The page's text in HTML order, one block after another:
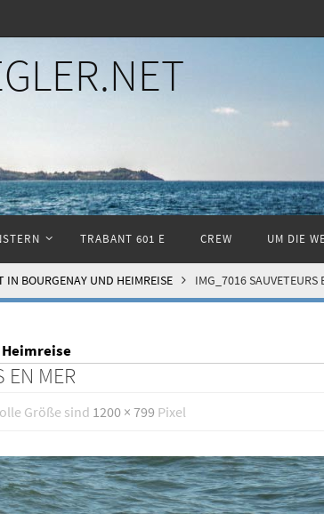
TRABANT 601 E CREW UM DIE
IN BOURGENAY UND HEIMREISE IMG_7016 SAUVETEURS
EN MER
Größe sind 1200 × 799 Pixel